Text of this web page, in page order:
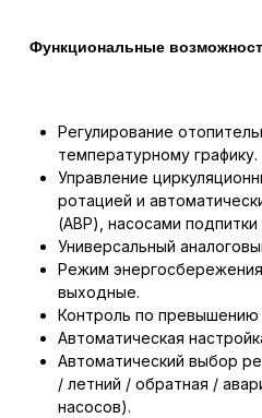
Функциональные
Регулирование
температурному графику.
Управление
ротацией и
(АВР), насосами
Универсальный
Режим
выходные.
Контроль по
Автоматическая
Автоматический выбор
/ летний / обратная /
насосов).